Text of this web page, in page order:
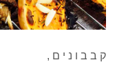
ק ב ב ו נ י ם ,